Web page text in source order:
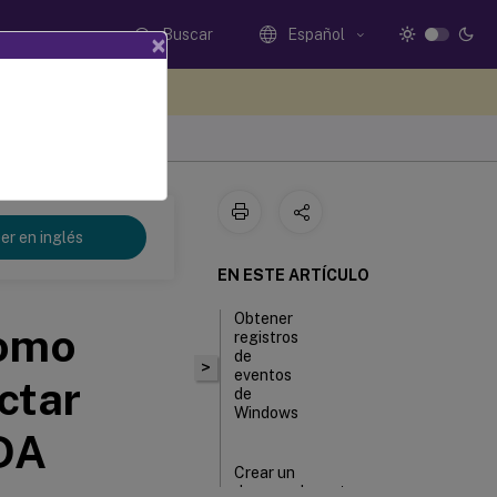
Buscar Español
en inglés
>
EN ESTE ARTÍCULO
Obtener
registros
de
eventos
de
Windows
Crear un
desencadenante
×